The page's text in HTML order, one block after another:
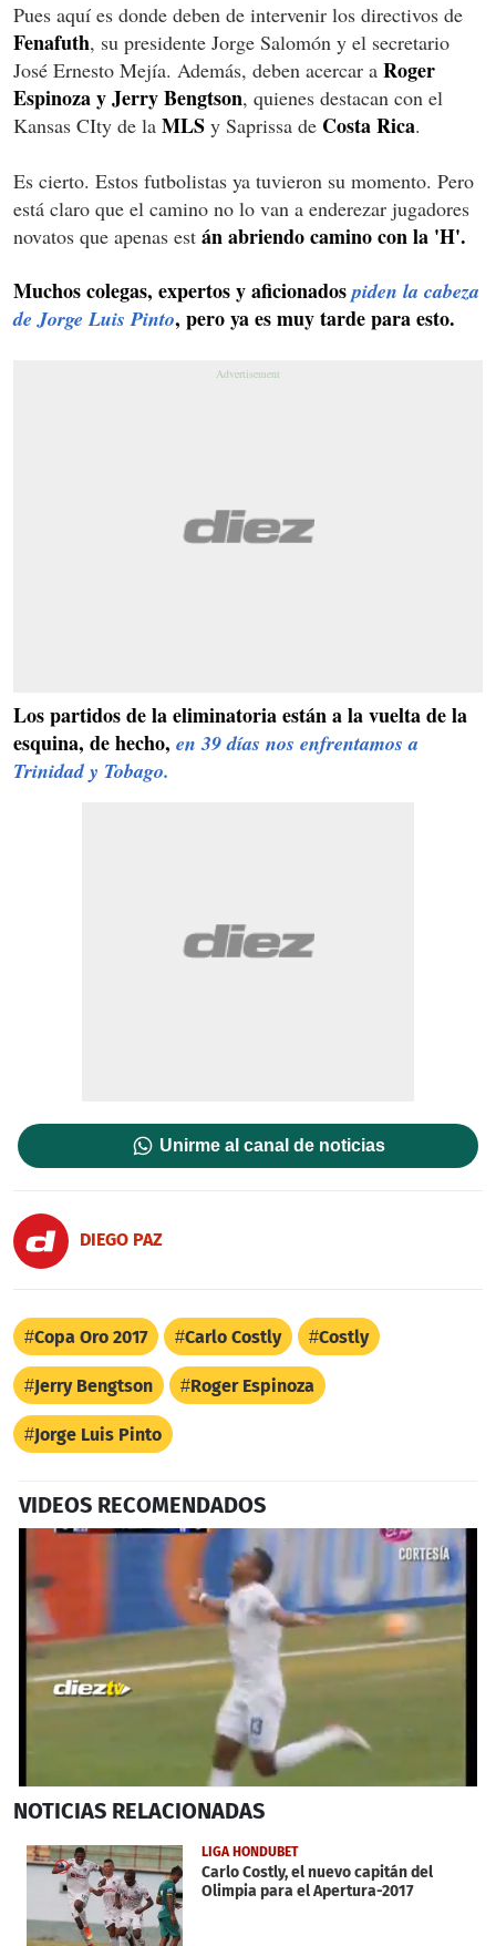
Pues aquí es donde deben de intervenir los directivos de
Fenafuth, su presidente Jorge Salomón y el secretario
José Ernesto Mejía. Además, deben acercar a Roger
Espinoza y Jerry Bengtson, quienes destacan con el
Kansas CIty de la MLS y Saprissa de Costa Rica.
Es cierto. Estos futbolistas ya tuvieron su momento. Pero
está claro que el camino no lo van a enderezar jugadores
novatos que apenas est án abriendo camino con la 'H'.
Muchos colegas, expertos y aficionadospiden la cabeza
de Jorge Luis Pinto, pero ya es muy tarde para esto.
Los partidos de la eliminatoria están a la vuelta de la
esquina, de hecho, en 39 días nos enfrentamos a
Trinidad y Tobago.
Unirme al canal de noticias
DIEGO PAZ
Copa Oro 2017 Carlo Costly Costly
Jerry Bengtson Roger Espinoza
Jorge Luis Pinto
VIDEOS RECOMENDADOS
seconds
31
seconds
NOTICIAS RELACIONADAS
LIGA HONDUBET
Carlo Costly, el nuevo capitán del
Olimpia para el Apertura-2017